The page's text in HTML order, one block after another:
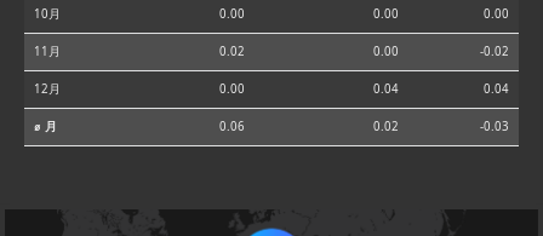
10月 0.00 0.00 0.00
11月 0.02 0.00 -0.02
12月 0.00 0.04 0.04
⌀ 月 0.06 0.02 -0.03